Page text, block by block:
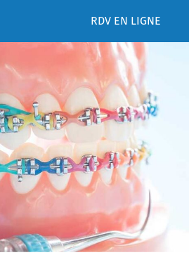
RDV EN LIGNE
EN